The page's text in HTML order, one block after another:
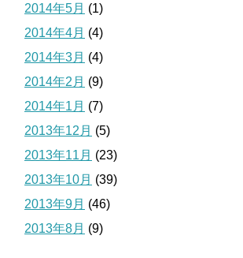
2014年5月 (1)
2014年4月 (4)
2014年3月 (4)
2014年2月 (9)
2014年1月 (7)
2013年12月 (5)
2013年11月 (23)
2013年10月 (39)
2013年9月 (46)
2013年8月 (9)